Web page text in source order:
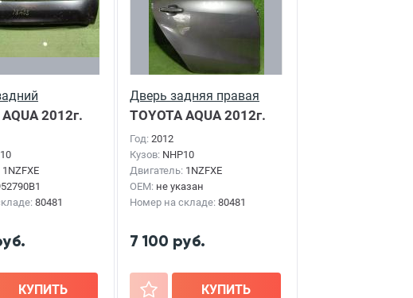
2012г.
1NZFXE
80481
КУПИТЬ
Дверь задняя правая
TOYOTA AQUA2012г.
Год: 2012
Кузов: NHP10
Двигатель: 1NZFXE
OEM: не указан
Номер на складе: 80481
7 100 руб.
+ КУПИТЬ